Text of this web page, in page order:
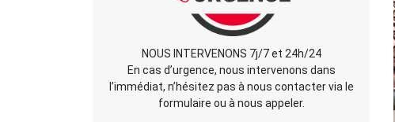
NOUS INTERVENONS 7j/7 et 24h/24
En cas d’urgence, nous intervenons dans
l’immédiat, n’hésitez pas à nous contacter via le
formulaire ou à nous appeler.